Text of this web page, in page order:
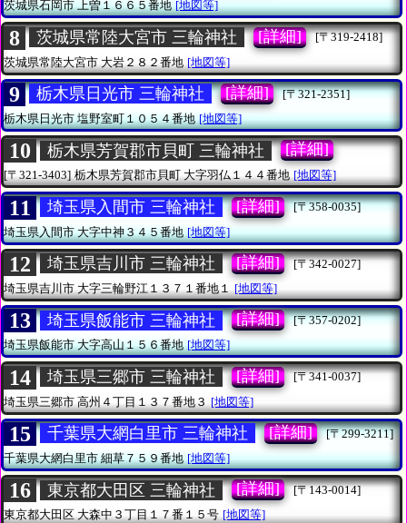
茨城県石岡市上曽１６６５番地 [地図等]
8 茨城県常陸大宮市 三輪神社 [詳細]
[〒319-2418]
茨城県常陸大宮市 大岩２８２番地 [地図等]
9 栃木県日光市 三輪神社 [詳細]
[〒321-2351]
栃木県日光市塩野室町１０５４番地 [地図等]
10 栃木県芳賀郡市貝町 三輪神社 [詳細]
[〒321-3403] 栃木県芳賀郡市貝町大字羽仏１４４番地 [地図等]
11 埼玉県入間市 三輪神社 [詳細]
[〒358-0035]
埼玉県入間市大字中神３４５番地 [地図等]
12 埼玉県吉川市 三輪神社 [詳細]
[〒342-0027]
埼玉県吉川市 大字三輪野江１３７１番地１ [地図等]
13 埼玉県飯能市 三輪神社 [詳細]
[〒357-0202]
埼玉県飯能市大字高山１５６番地 [地図等]
14 埼玉県三郷市 三輪神社 [詳細]
[〒341-0037]
埼玉県三郷市 高州４丁目１３７番地３ [地図等]
15 千葉県大網白里市 三輪神社 [詳細]
[〒299-3211]
千葉県大網白里市細草７５９番地 [地図等]
16 東京都大田区 三輪神社 [詳細]
[〒143-0014]
東京都大田区大森中３丁目１７番１５号 [地図等]